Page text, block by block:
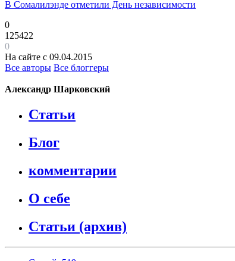
В Сомалилэнде отметили День независимости
0
125422
0
На сайте с 09.04.2015
Все авторы Все блоггеры
Александр Шарковский
Статьи
Блог
комментарии
О себе
Статьи (архив)